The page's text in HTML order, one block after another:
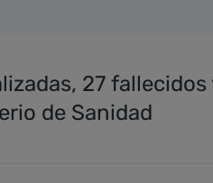
27
de Sanidad